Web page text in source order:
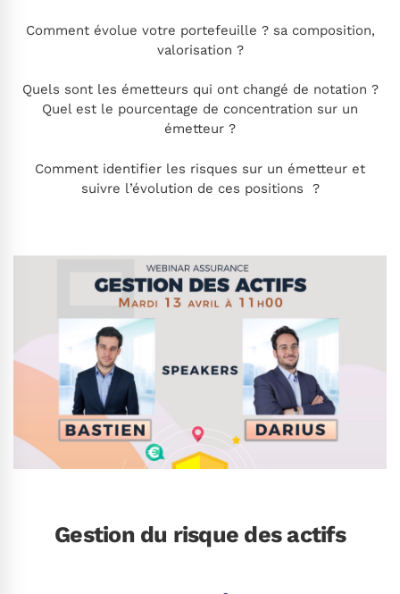
Comment évolue votre portefeuille ? sa composition,
valorisation ?
Quels sont les émetteurs qui ont changé de notation ?
Quel est le pourcentage de concentration sur un
émetteur ?
Comment identifier les risques sur un émetteur et
suivre l’évolution de ces positions ?
Gestion du risque des actifs